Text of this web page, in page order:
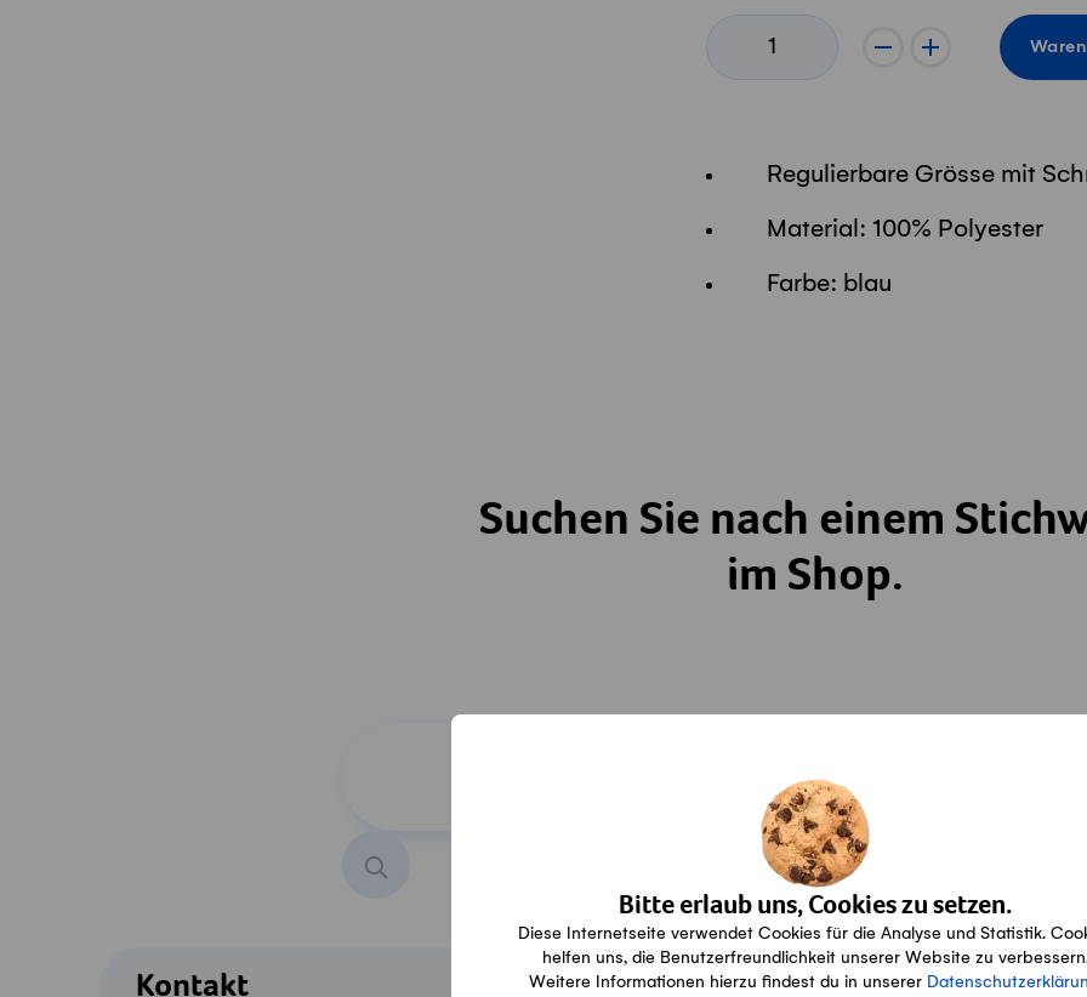
Bitte erlaub uns, Cookies zu setzen.
Diese Internetseite verwendet Cookies für die Analyse und Statistik.
helfen uns, die Benutzerfreundlichkeit unserer Website zu
Weitere Informationen hierzu findest du in unserer
- +
Regulierbare Grösse mit
Material: 100% Polyester
Farbe: blau
Suchen Sie nach einem
im Shop.
Kontakt Konditionen